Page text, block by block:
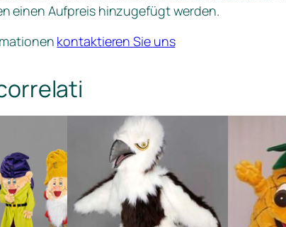
einen Aufpreis hinzugefügt werden.
kontaktieren Sie uns